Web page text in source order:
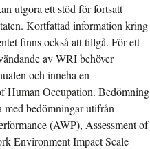
utgöra ett stöd för fortsatt
Kortfattad information kring
finns också att tillgå. För ett
av WRI behöver
och inneha en
Human Occupation. Bedömning
bedömningar utifrån
(AWP), Assessment of
Environment Impact Scale